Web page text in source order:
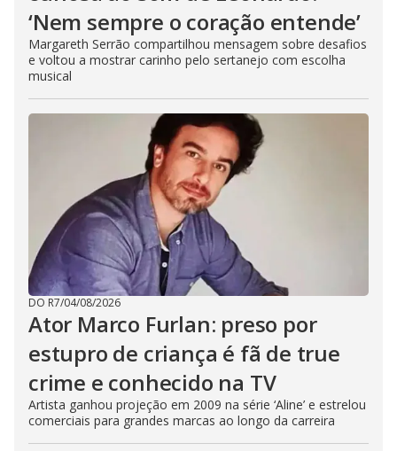
‘Nem sempre o coração entende’
Margareth Serrão compartilhou mensagem sobre desafios
e voltou a mostrar carinho pelo sertanejo com escolha
musical
DO R7/04/08/2026
Ator Marco Furlan: preso por
estupro de criança é fã de true
crime e conhecido na TV
Artista ganhou projeção em 2009 na série ‘Aline’ e estrelou
comerciais para grandes marcas ao longo da carreira